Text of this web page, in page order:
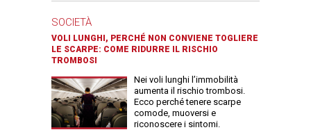
SOCIETÀ
VOLI LUNGHI, PERCHÉ NON CONVIENE TOGLIERE
LE SCARPE: COME RIDURRE IL RISCHIO
TROMBOSI
Nei voli lunghi l’immobilità
aumenta il rischio trombosi.
Ecco perché tenere scarpe
comode, muoversi e
riconoscere i sintomi.